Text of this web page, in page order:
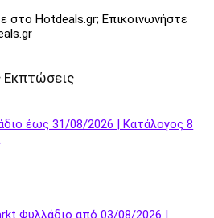
στο Hotdeals.gr; Επικοινωνήστε
Εκπτώσεις
έως 31/08/2026 | Κατάλογος 8